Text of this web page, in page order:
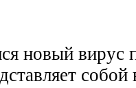
новый вирус
собой